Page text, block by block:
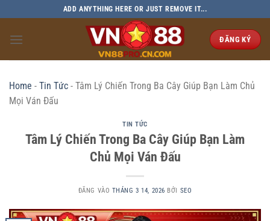
nội
ADD ANYTHING HERE OR JUST REMOVE IT...
ĐĂNG KÝ
Home - Tin Tức - Tâm Lý Chiến Trong Ba Cây Giúp Bạn Làm Chủ
Mọi Ván Đấu
TIN TỨC
Tâm Lý Chiến Trong Ba Cây Giúp Bạn Làm
Chủ Mọi Ván Đấu
ĐĂNG VÀO THÁNG 3 14, 2026 BỞI SEO